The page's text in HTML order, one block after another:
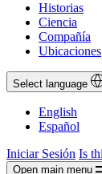
Historias
Ciencia
Compañía
Ubicaciones
Select language
English
Español
Iniciar Sesión Is
Open main menu